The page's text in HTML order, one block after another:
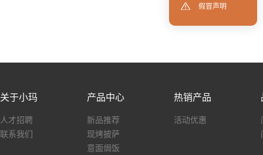
关于小玛
人才招聘
联系我们
产品中心
新品推荐
现烤披萨
意面焗饭
热销产品
活动优惠
假冒声明